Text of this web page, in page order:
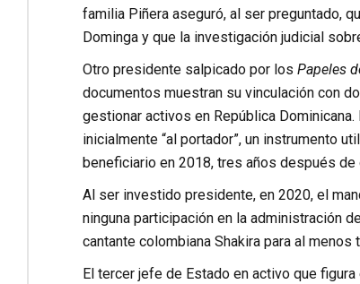
familia Piñera aseguró, al ser preguntado,
Dominga y que la investigación judicial
Otro presidente salpicado por los Papeles
documentos muestran su vinculación con
gestionar activos en República
inicialmente “al portador”, un instrumento
beneficiario en 2018, tres años después
Al ser investido presidente, en 2020, el
ninguna participación en la administración
cantante colombiana Shakira para al
El tercer jefe de Estado en activo que